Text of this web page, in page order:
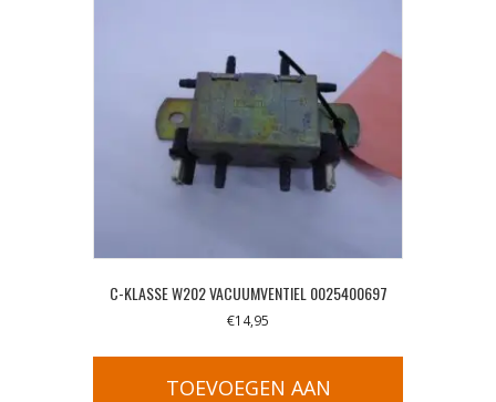
C-KLASSE W202 VACUUMVENTIEL 0025400697
€14,95
TOEVOEGEN AAN